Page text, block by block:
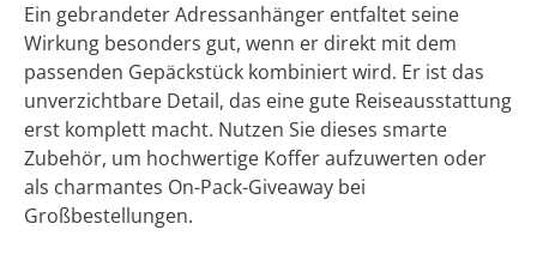
Ein gebrandeter Adressanhänger entfaltet seine
Wirkung besonders gut, wenn er direkt mit dem
passenden Gepäckstück kombiniert wird. Er ist das
unverzichtbare Detail, das eine gute Reiseausstattung
erst komplett macht. Nutzen Sie dieses smarte
Zubehör, um hochwertige Koffer aufzuwerten oder
als charmantes On-Pack-Giveaway bei
Großbestellungen.